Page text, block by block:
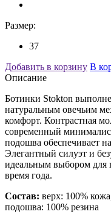
Размер:
37
Добавить в корзину В
Описание
Ботинки Stokton
натуральным овечьим
комфорт. Контрастная
современный
подошва обеспечивает
Элегантный силуэт и
идеальным выбором для
время года.
Состав: верх: 100%
подошва: 100% резина